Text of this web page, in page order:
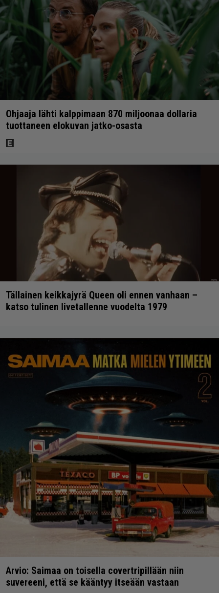
Ohjaaja lähti kalppimaan 870 miljoonaa dollaria
tuottaneen elokuvan jatko-osasta
Tällainen keikkajyrä Queen oli ennen vanhaan –
katso tulinen livetallenne vuodelta 1979
Arvio: Saimaa on toisella covertripillään niin
suvereeni, että se kääntyy itseään vastaan